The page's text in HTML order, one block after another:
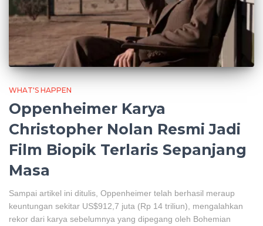
WHAT'S HAPPEN
Oppenheimer Karya
Christopher Nolan Resmi Jadi
Film Biopik Terlaris Sepanjang
Masa
Sampai artikel ini ditulis, Oppenheimer telah berhasil meraup
keuntungan sekitar US$912,7 juta (Rp 14 triliun), mengalahkan
rekor dari karya sebelumnya yang dipegang oleh Bohemian